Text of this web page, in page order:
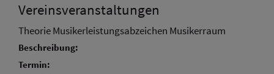
Vereinsveranstaltungen
Theorie Musikerleistungsabzeichen Musikerraum
Beschreibung:
Termin: